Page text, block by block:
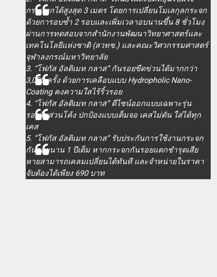
กระแทกได้สูงสุด 3 เมตร โดยการเปลี่ยนโมเลกุลกระจก
ด้วยการอบซ้ำ 2 รอบและเพิ่มเวลาอบนานขึ้น 8 ชั่วโมง
ผ่านการทดสอบจากสำนักงานพัฒนาวิทยาศาสตร์และ
เทคโนโลยีแห่งชาติ (สวทช.) และคณะวิศวกรรมศาสตร์
จุฬาลงกรณ์มหาวิทยาลัย
3. “โฟกัส อัลติเมท กลาส” กันรอยขีดข่วนได้มากกว่า
3,000 ครั้ง ด้วยการเคลือบแบบ Hydropholic Nano-
Coating คงความใสไร้ริ้วรอย
4. “โฟกัส อัลติเมท กลาส” ดีไซน์ออกแบบเฉพาะรุ่น
รองรับส่วนโค้ง ปกป้องแบบเต็มจอ เคสไม่ดัน ใส่ได้ทุก
เคส
5. “โฟกัส อัลติเมท กลาส” รับประกันการใช้งานกระจก
กันรอยนาน 1 ปีเต็ม หากกระจกกันรอยแตกชำรุดเสีย
หายสามารถเคลมเปลี่ยนได้ทันที และจำหน่ายในราคา
จับต้องได้เพียง 690 บาท